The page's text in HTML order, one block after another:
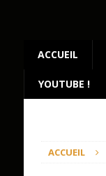
ACCUEIL
YOUTUBE !
ACCUEIL